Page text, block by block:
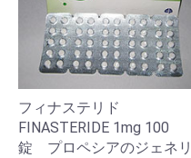
フィナステリド
FINASTERIDE 1mg 100
錠 プロペシアのジェネリ